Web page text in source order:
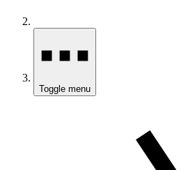
Toggle menu